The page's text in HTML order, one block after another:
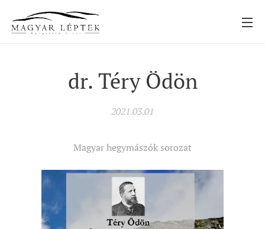
dr. Téry Ödön
2021.03.01
Magyar hegymászók sorozat